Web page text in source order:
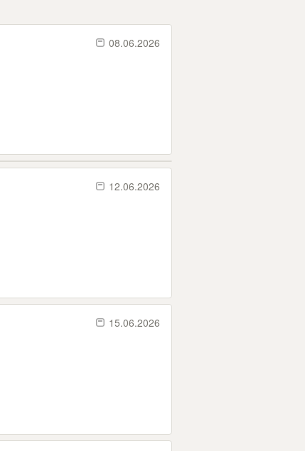
08.06.2026
12.06.2026
15.06.2026